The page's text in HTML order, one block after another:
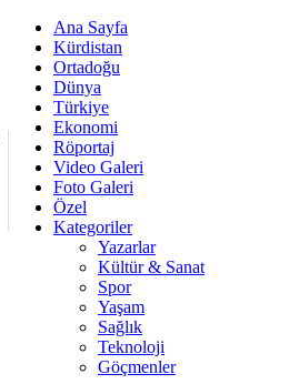
Ana Sayfa
Kürdistan
Ortadoğu
Dünya
Türkiye
Ekonomi
Röportaj
Video Galeri
Foto Galeri
Özel
Kategoriler
Yazarlar
Kültür & Sanat
Spor
Yaşam
Sağlık
Teknoloji
Göçmenler